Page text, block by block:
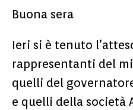
Buona sera
Ieri si è tenuto
rappresentanti del
quelli del
e quelli della società